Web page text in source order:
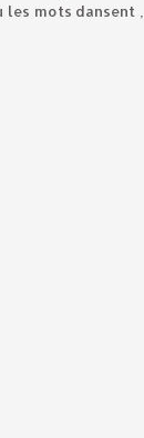
les mots dansent ,